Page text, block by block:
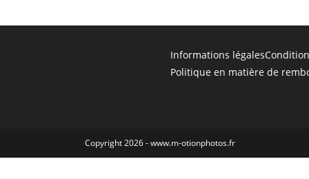
Informations légales
Politique en matière de
Copyright 2026 - www.m-otionphotos.fr